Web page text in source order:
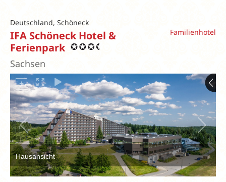
Deutschland, Schöneck
Familienhotel
IFA Schöneck Hotel &
Ferienpark
Sachsen
Hausansicht